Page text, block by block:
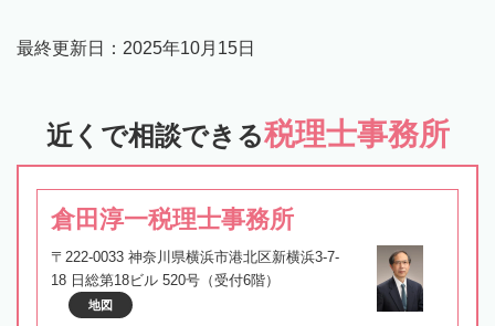
最終更新日： 2025年10月15日
近くで相談できる税理士事務所
倉田淳一税理士事務所
〒222-0033 神奈川県横浜市港北区新横浜3-7-
18 日総第18ビル 520号（受付6階）
地図